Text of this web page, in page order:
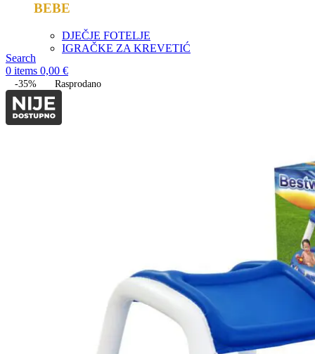
BEBE
DJEČJE FOTELJE
IGRAČKE ZA KREVETIĆ
Search
0 items 0,00 €
-35% Rasprodano